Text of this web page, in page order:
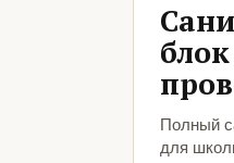
Полный
для